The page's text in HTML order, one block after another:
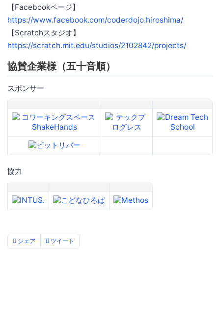
【Facebookページ】
https://www.facebook.com/coderdojo.hiroshima/
【Scratchスタジオ】
https://scratch.mit.edu/studios/2102842/projects/
協賛企業様（五十音順）
スポンサー
協力
シェア ツイート